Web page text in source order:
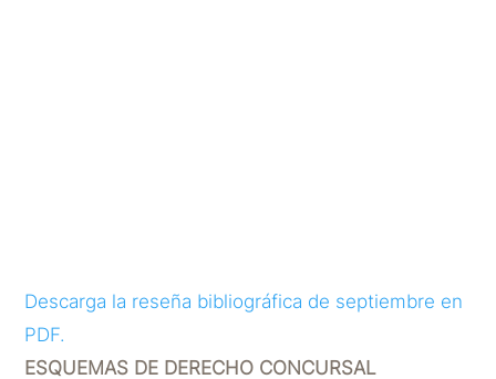
Descarga la reseña bibliográfica de septiembre en
PDF.
ESQUEMAS DE DERECHO CONCURSAL